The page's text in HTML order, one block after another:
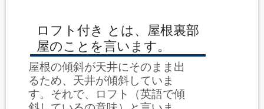
ロフト付き とは、屋根裏部
屋のことを言います。
屋根の傾斜が天井にそのまま出
るため、天井が傾斜していま
す。それで、ロフト（英語で傾